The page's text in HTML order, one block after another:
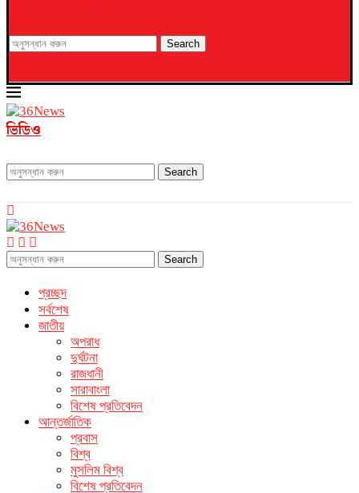
Search
ভিডিও
Search
Search
প্রচ্ছদ
সর্বশেষ
জাতীয়
অপরাধ
দুর্ঘটনা
রাজধানী
সারাবাংলা
বিশেষ প্রতিবেদন
আন্তর্জাতিক
প্রবাস
বিশ্ব
মুসলিম বিশ্ব
বিশেষ প্রতিবেদন